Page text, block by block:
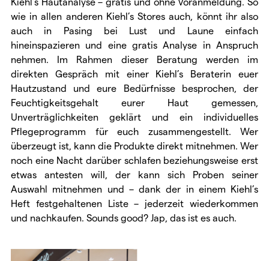
wie in allen anderen Kiehl’s Stores auch, könnt ihr also
auch in Pasing bei Lust und Laune einfach
hineinspazieren und eine gratis Analyse in Anspruch
nehmen. Im Rahmen dieser Beratung werden im
direkten Gespräch mit einer Kiehl’s Beraterin euer
Hautzustand und eure Bedürfnisse besprochen, der
Feuchtigkeitsgehalt eurer Haut gemessen,
Unverträglichkeiten geklärt und ein individuelles
Pflegeprogramm für euch zusammengestellt. Wer
überzeugt ist, kann die Produkte direkt mitnehmen. Wer
noch eine Nacht darüber schlafen beziehungsweise erst
etwas antesten will, der kann sich Proben seiner
Auswahl mitnehmen und – dank der in einem Kiehl’s
Heft festgehaltenen Liste – jederzeit wiederkommen
und nachkaufen. Sounds good? Jap, das ist es auch.